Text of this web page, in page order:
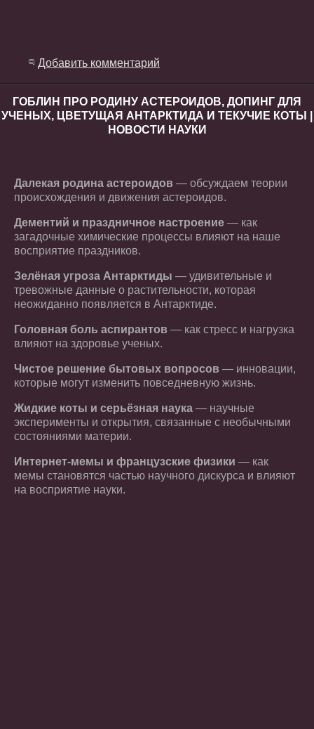
Добавить комментарий
ГОБЛИН ПРО РОДИНУ АСТЕРОИДОВ, ДОПИНГ ДЛЯ
УЧЕНЫХ, ЦВЕТУЩАЯ АНТАРКТИДА И ТЕКУЧИЕ КОТЫ |
НОВОСТИ НАУКИ
Далекая родина астероидов — обсуждаем теории
происхождения и движения астероидов.
Дементий и праздничное настроение — как
загадочные химические процессы влияют на наше
восприятие праздников.
Зелёная угроза Антарктиды — удивительные и
тревожные данные о растительности, которая
неожиданно появляется в Антарктиде.
Головная боль аспирантов — как стресс и нагрузка
влияют на здоровье ученых.
Чистое решение бытовых вопросов — инновации,
которые могут изменить повседневную жизнь.
Жидкие коты и серьёзная наука — научные
эксперименты и открытия, связанные с необычными
состояниями материи.
Интернет-мемы и французские физики — как
мемы становятся частью научного дискурса и влияют
на восприятие науки.